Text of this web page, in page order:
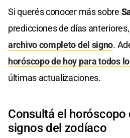
Si querés conocer más sobre
predicciones de días
archivo completo del signo.
horóscopo de hoy para todos
últimas actualizaciones.
Consultá el
signos del zodíaco